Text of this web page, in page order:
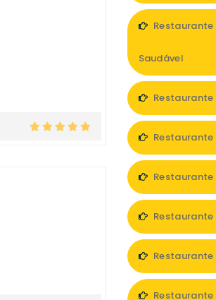
Saudável
Restaurante
Restaurante